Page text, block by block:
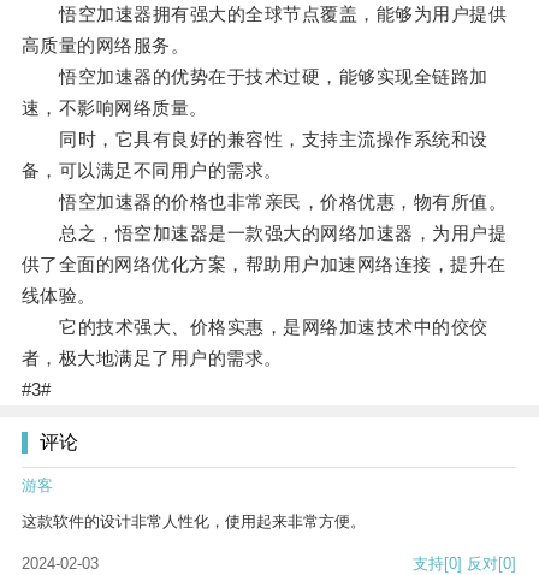
悟空加速器拥有强大的全球节点覆盖，能够为用户提供
高质量的网络服务。
悟空加速器的优势在于技术过硬，能够实现全链路加
速，不影响网络质量。
同时，它具有良好的兼容性，支持主流操作系统和设
备，可以满足不同用户的需求。
悟空加速器的价格也非常亲民，价格优惠，物有所值。
总之，悟空加速器是一款强大的网络加速器，为用户提
供了全面的网络优化方案，帮助用户加速网络连接，提升在
线体验。
它的技术强大、价格实惠，是网络加速技术中的佼佼
者，极大地满足了用户的需求。
#3#
评论
游客
这款软件的设计非常人性化，使用起来非常方便。
2024-02-03 支持[0] 反对[0]